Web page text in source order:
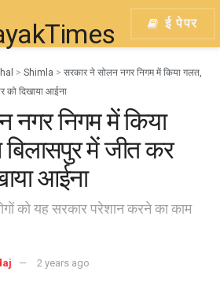
ई पेपर
> Shimla > सरकार ने सोलन नगर निगम में किया गलत,
को दिखाया आईना
नगर निगम में किया
में जीत कर
आईना
को यह सरकार परेशान करने का काम
2 years ago